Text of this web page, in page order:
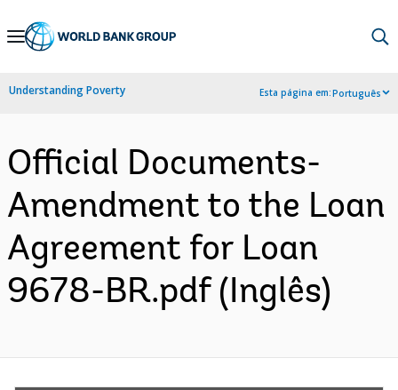
Skip
Navigation
Understanding Poverty Esta página em:Português
Official Documents-
Amendment to the Loan
Agreement for Loan
9678-BR.pdf (Inglês)